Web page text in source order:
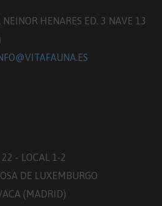
NEINOR HENARES ED. 3 NAVE 13
- LOCAL 1-2
DE LUXEMBURGO
(MADRID)